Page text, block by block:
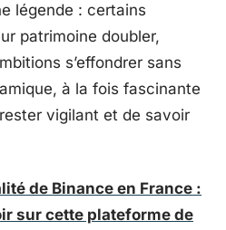
légende : certains
patrimoine doubler,
s’effondrer sans
à la fois fascinante
vigilant et de savoir
de Binance en France :
sur cette plateforme de